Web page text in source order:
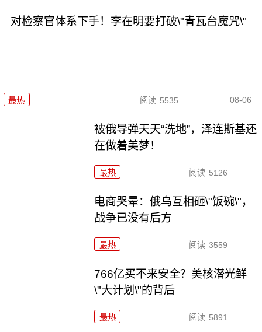
对检察官体系下手！李在明要打破\"青瓦台魔咒\"
最热 阅读 5535 08-06
被俄导弹天天“洗地”，泽连斯基还
在做着美梦！
最热 阅读 5126
电商哭晕：俄乌互相砸\"饭碗\"，
战争已没有后方
最热 阅读 3559
766亿买不来安全？美核潜光鲜
\"大计划\"的背后
最热 阅读 5891